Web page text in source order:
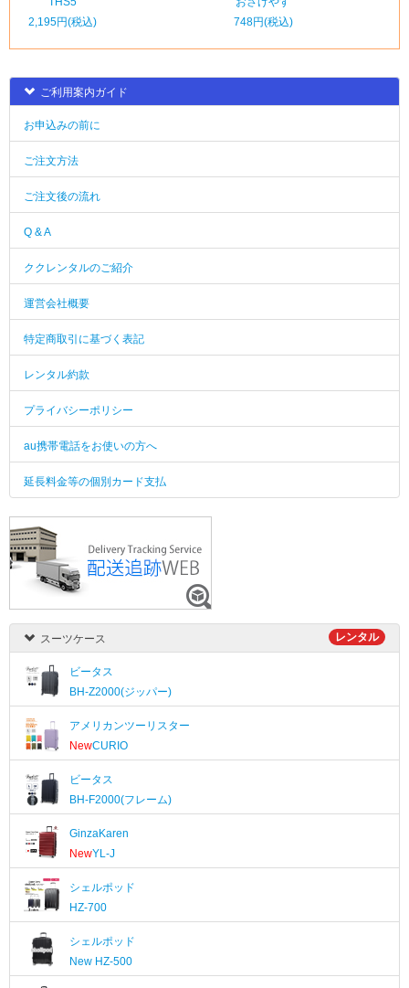
2,195円(税込)
748円(税込)
ご利用案内ガイド
お申込みの前に
ご注文方法
ご注文後の流れ
Q & A
ククレンタルのご紹介
運営会社概要
特定商取引に基づく表記
レンタル約款
プライバシーポリシー
au携帯電話をお使いの方へ
延長料金等の個別カード支払
スーツケース レンタル
ビータス
BH-Z2000(ジッパー)
アメリカンツーリスター
NewCURIO
ビータス
BH-F2000(フレーム)
GinzaKaren
NewYL-J
シェルポッド
HZ-700
シェルポッド
New HZ-500